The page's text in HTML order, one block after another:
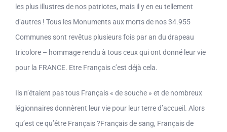
les plus illustres de nos patriotes, mais il y en eu tellement
d’autres ! Tous les Monuments aux morts de nos 34.955
Communes sont revêtus plusieurs fois par an du drapeau
tricolore – hommage rendu à tous ceux qui ont donné leur vie
pour la FRANCE. Etre Français c’est déjà cela.
Ils n’étaient pas tous Français « de souche » et de nombreux
légionnaires donnèrent leur vie pour leur terre d’accueil. Alors
qu’est ce qu’être Français ?Français de sang, Français de